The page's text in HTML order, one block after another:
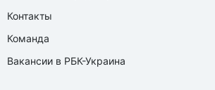
Контакты
Команда
Вакансии в РБК-Украина